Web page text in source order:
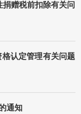
赠税前扣除有关问
认定管理有关问题
通知